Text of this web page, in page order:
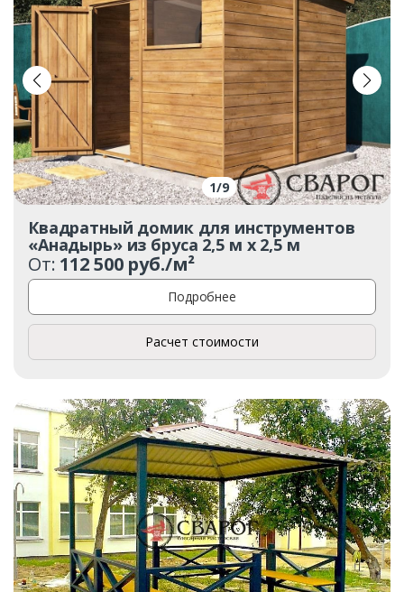
1/9
Квадратный домик для инструментов
«Анадырь» из бруса 2,5 м x 2,5 м
От: 112 500 руб./м²
Подробнее
Расчет стоимости